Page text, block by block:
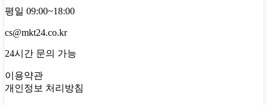
평일 09:00~18:00
cs@mkt24.co.kr
24시간 문의 가능
이용약관
개인정보 처리방침